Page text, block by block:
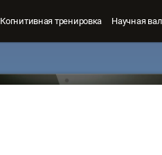
Когнитивная тренировка Научная